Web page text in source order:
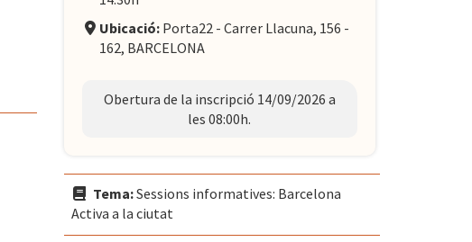
Ubicació: Porta22 - Carrer Llacuna, 156 -
162, BARCELONA
Obertura de la inscripció 14/09/2026 a
les 08:00h.
Tema:Sessions informatives: Barcelona
Activa a la ciutat